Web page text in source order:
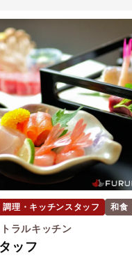
調理・キッチンスタッフ 和食
ラルキッチン
ッフ